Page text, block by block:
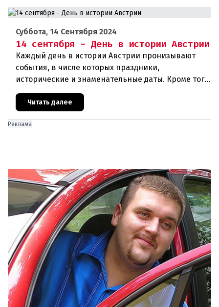
Суббота, 14 Сентября 2024
14 сентября - День в истории Австрии
Каждый день в истории Австрии пронизывают
события, в числе которых праздники,
исторические и знаменательные даты. Кроме того
дни рождения различных деятелей Австрии, а
также дни их смерти. Что же прои
Читать далее
Реклама